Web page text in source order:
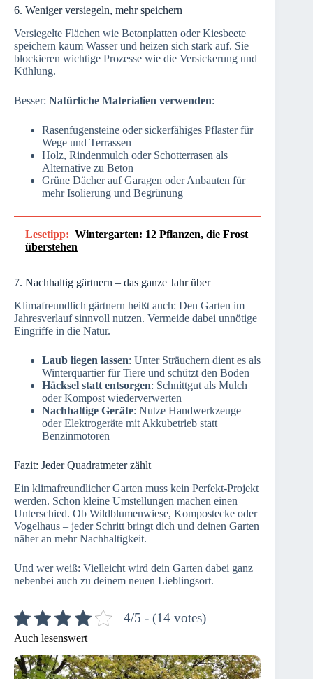
6. Weniger versiegeln, mehr speichern
Versiegelte Flächen wie Betonplatten oder Kiesbeete
speichern kaum Wasser und heizen sich stark auf. Sie
blockieren wichtige Prozesse wie die Versickerung und
Kühlung.
Besser: Natürliche Materialien verwenden:
Rasenfugensteine oder sickerfähiges Pflaster für
Wege und Terrassen
Holz, Rindenmulch oder Schotterrasen als
Alternative zu Beton
Grüne Dächer auf Garagen oder Anbauten für
mehr Isolierung und Begrünung
Lesetipp: Wintergarten: 12 Pflanzen, die Frost
überstehen
7. Nachhaltig gärtnern – das ganze Jahr über
Klimafreundlich gärtnern heißt auch: Den Garten im
Jahresverlauf sinnvoll nutzen. Vermeide dabei unnötige
Eingriffe in die Natur.
Laub liegen lassen: Unter Sträuchern dient es als
Winterquartier für Tiere und schützt den Boden
Häcksel statt entsorgen: Schnittgut als Mulch
oder Kompost wiederverwerten
Nachhaltige Geräte: Nutze Handwerkzeuge
oder Elektrogeräte mit Akkubetrieb statt
Benzinmotoren
Fazit: Jeder Quadratmeter zählt
Ein klimafreundlicher Garten muss kein Perfekt-Projekt
werden. Schon kleine Umstellungen machen einen
Unterschied. Ob Wildblumenwiese, Kompostecke oder
Vogelhaus – jeder Schritt bringt dich und deinen Garten
näher an mehr Nachhaltigkeit.
Und wer weiß: Vielleicht wird dein Garten dabei ganz
nebenbei auch zu deinem neuen Lieblingsort.
4/5 - (14 votes)
Auch lesenswert